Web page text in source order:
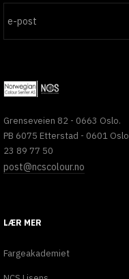
Grenseveien 82 - 0663 Oslo.
PB 6075 Etterstad - 0601 Oslo
23 89 77 50
post@ncscolour.no
LÆR MER
Fargeakademiet